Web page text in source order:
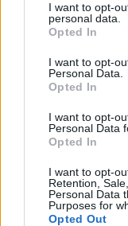
I want to opt-
personal data.
Opted In
I want to opt-
Personal Data.
Opted In
I want to opt-
Personal Data
Opted In
I want to opt-
Retention,
Personal Data
Purposes for
Opted Out
Átfogó
kezelése érdekében.